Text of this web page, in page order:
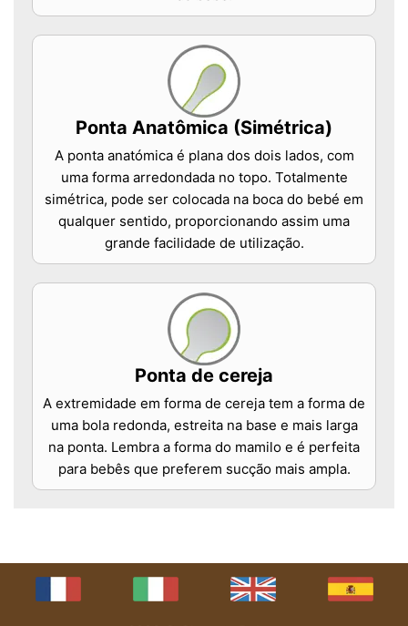
Ponta Anatômica (Simétrica)
A ponta anatómica é plana dos dois lados, com
uma forma arredondada no topo. Totalmente
simétrica, pode ser colocada na boca do bebé em
qualquer sentido, proporcionando assim uma
grande facilidade de utilização.
Ponta de cereja
A extremidade em forma de cereja tem a forma de
uma bola redonda, estreita na base e mais larga
na ponta. Lembra a forma do mamilo e é perfeita
para bebês que preferem sucção mais ampla.